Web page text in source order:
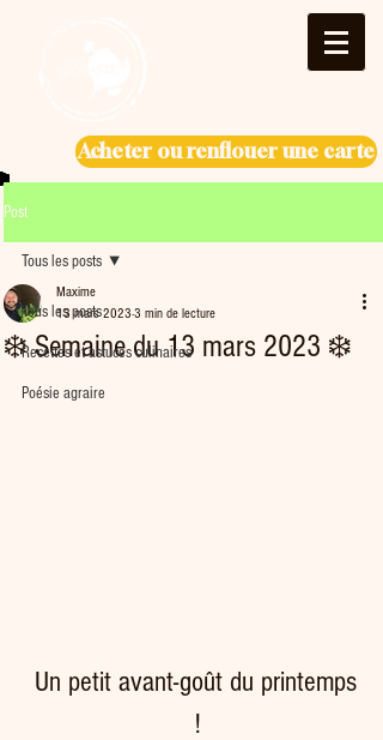
Acheter ou renflouer une carte
Post
Tous les posts
Recettes et astuces culinaires
Poésie agraire
Tous les posts
❄️ Semaine du 13 mars 2023 ❄️
Maxime
13 mars 2023 3 min de lecture
!